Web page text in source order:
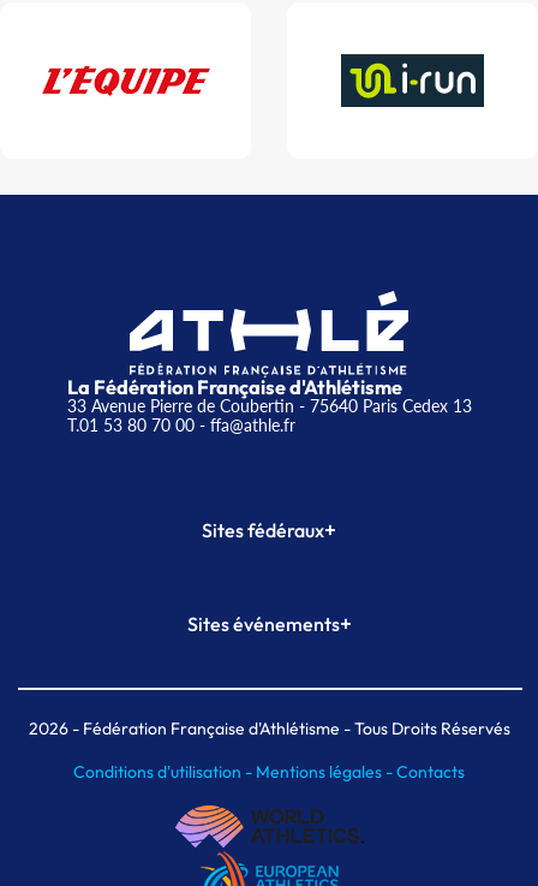
La Fédération Française d'Athlétisme
33 Avenue Pierre de Coubertin - 75640 Paris Cedex 13
T.01 53 80 70 00- ffa@athle.fr
Sites fédéraux+
Plateforme Formation
Sites événements+
Meeting de Paris indoor
MAIF Ekiden de Paris
2026- Fédération Française d'Athlétisme - Tous Droits Réservés
Conditions d'utilisation - Mentions légales -Contacts